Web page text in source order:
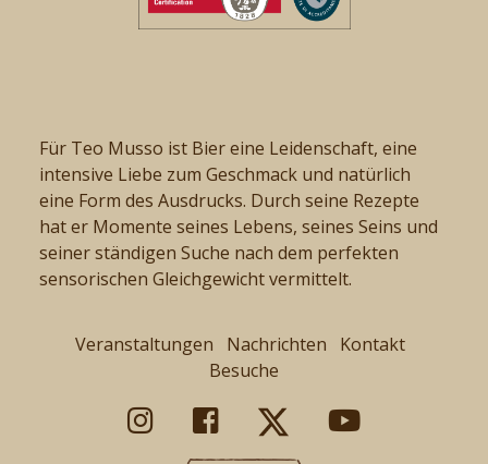
Für Teo Musso ist Bier eine Leidenschaft, eine
intensive Liebe zum Geschmack und natürlich
eine Form des Ausdrucks. Durch seine Rezepte
hat er Momente seines Lebens, seines Seins und
seiner ständigen Suche nach dem perfekten
sensorischen Gleichgewicht vermittelt.
Veranstaltungen Nachrichten
Kontakt
Besuche